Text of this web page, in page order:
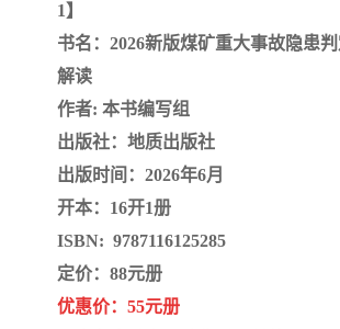
1】
书名：2026新版煤矿重大事故隐患
解读
作者: 本书编写组
出版社：地质出版社
出版时间：2026年6月
开本：16开1册
ISBN: 9787116125285
定价：88元册
优惠价：55元册
甘肃省建设工程预算定额 山西省
内蒙古建设工程预算定额
陕西建设工程消耗量定额
贵州水利水电定额
青海省建筑工程消耗量定
20kv及以下配电网工程定